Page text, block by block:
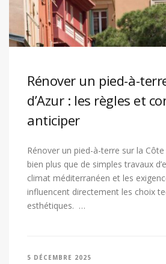
Rénover un pied-à-
d’Azur : les règles et
anticiper
Rénover un pied-à-terre sur la Côte
bien plus que de simples travaux
climat méditerranéen et les
influencent directement les choix
esthétiques. …
5 DÉCEMBRE 2025